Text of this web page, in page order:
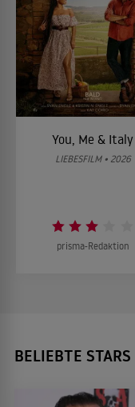
You, Me & Italy
LIEBESFILM • 2026
prisma-Redaktion
BELIEBTE STARS